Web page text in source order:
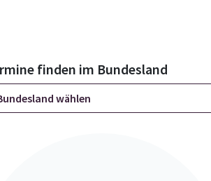
finden im Bundesland
wählen